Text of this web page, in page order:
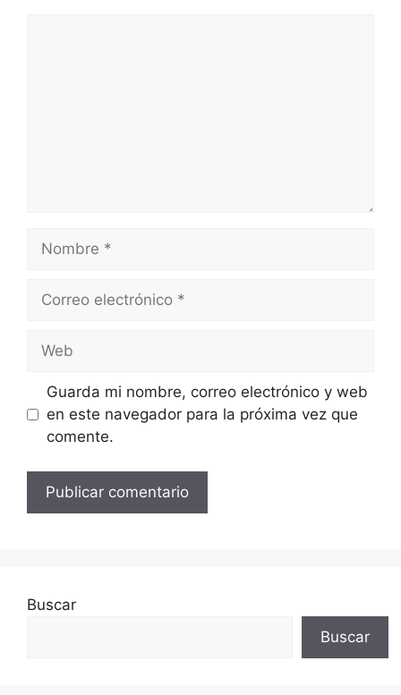
Nombre
Correo
Web
Guarda mi nombre, correo electrónico y web
en este navegador para la próxima vez que
comente.
Buscar
Buscar